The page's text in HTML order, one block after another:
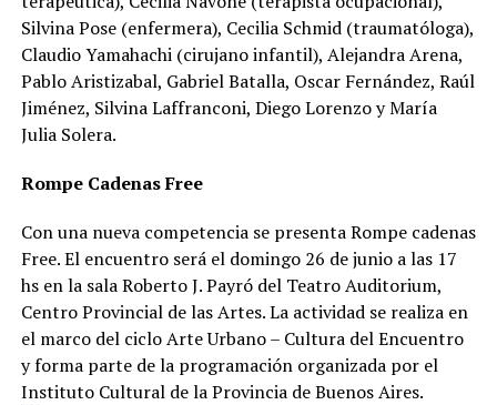
Silvina Pose (enfermera), Cecilia Schmid (traumatóloga),
Claudio Yamahachi (cirujano infantil), Alejandra Arena,
Pablo Aristizabal, Gabriel Batalla, Oscar Fernández, Raúl
Jiménez, Silvina Laffranconi, Diego Lorenzo y María
Julia Solera.
Rompe Cadenas Free
Con una nueva competencia se presenta Rompe cadenas
Free. El encuentro será el domingo 26 de junio a las 17
hs en la sala Roberto J. Payró del Teatro Auditorium,
Centro Provincial de las Artes. La actividad se realiza en
el marco del ciclo Arte Urbano – Cultura del Encuentro
y forma parte de la programación organizada por el
Instituto Cultural de la Provincia de Buenos Aires.